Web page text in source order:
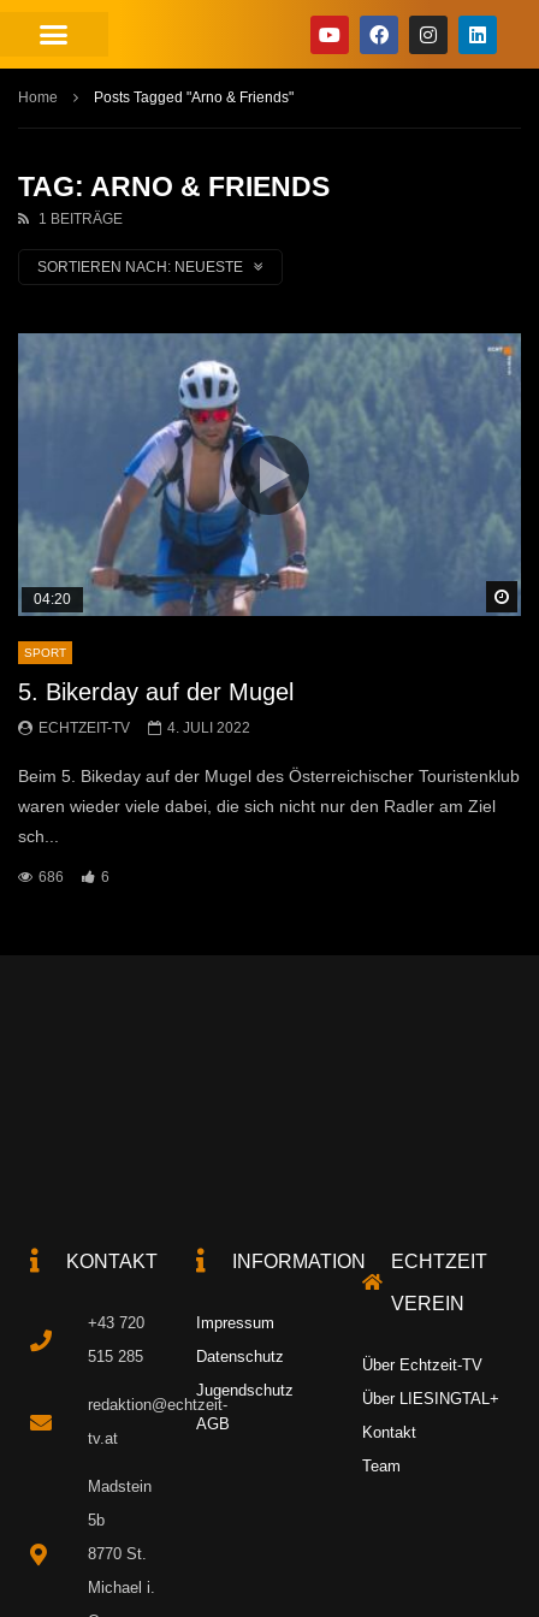
Home Posts Tagged "Arno & Friends"
TAG: ARNO & FRIENDS
1 BEITRÄGE
SORTIEREN NACH: NEUESTE
04:20
SPORT
5. Bikerday auf der Mugel
ECHTZEIT-TV 4. JULI 2022
Beim 5. Bikeday auf der Mugel des Österreichischer Touristenklub
waren wieder viele dabei, die sich nicht nur den Radler am Ziel
sch...
686 6
KONTAKT
+43 720
515 285
redaktion@echtzeit-
tv.at
Madstein
5b
8770 St.
Michael i.
INFORMATION
Impressum
Datenschutz
Jugendschutz
AGB
ECHTZEIT
VEREIN
Über Echtzeit-TV
Über LIESINGTAL+
Kontakt
Team